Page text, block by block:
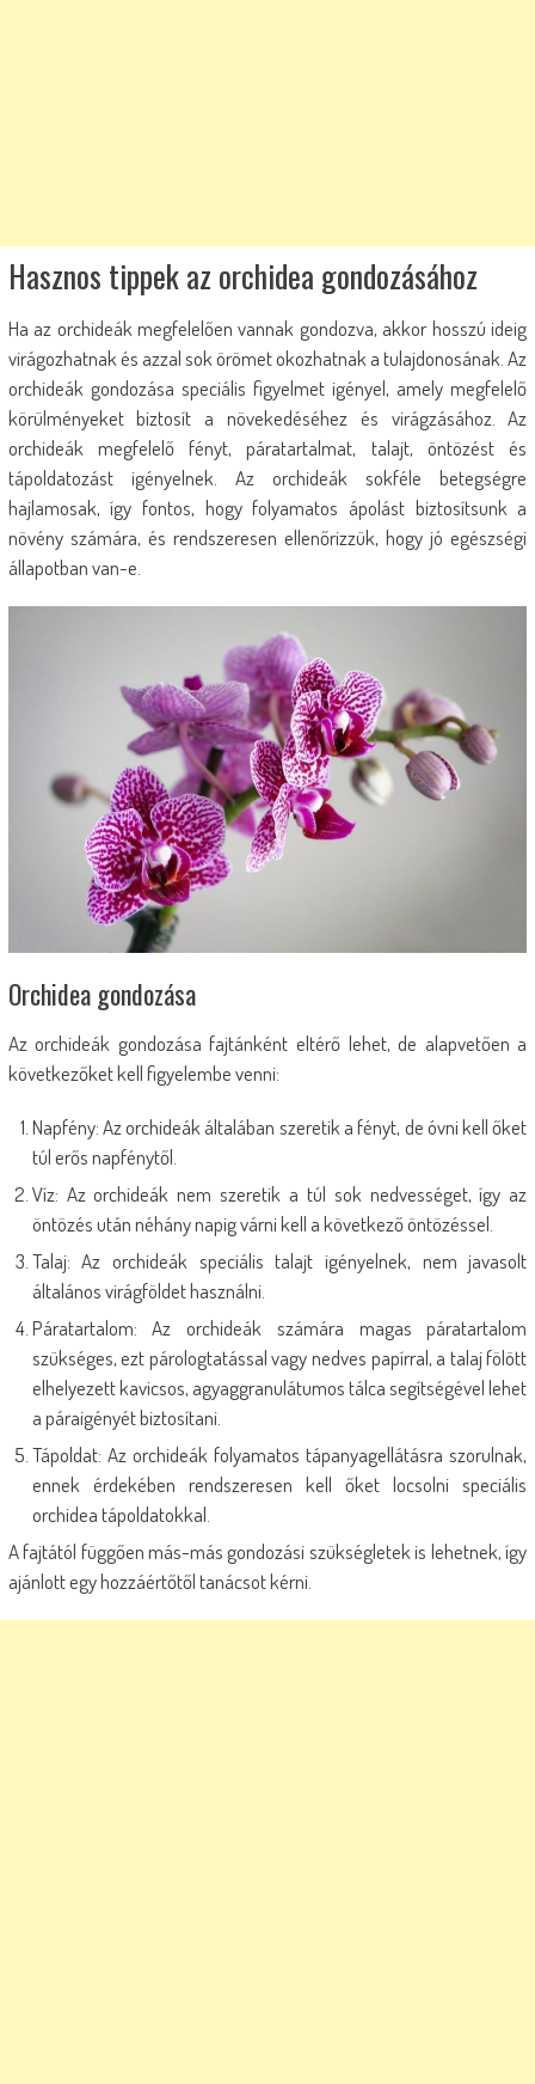
Hasznos tippek az orchidea gondozásához
Ha az orchideák megfelelően vannak gondozva, akkor hosszú ideig
virágozhatnak és azzal sok örömet okozhatnak a tulajdonosának. Az
orchideák gondozása speciális figyelmet igényel, amely megfelelő
körülményeket biztosít a növekedéséhez és virágzásához. Az
orchideák megfelelő fényt, páratartalmat, talajt, öntözést és
tápoldatozást igényelnek. Az orchideák sokféle betegségre
hajlamosak, így fontos, hogy folyamatos ápolást biztosítsunk a
növény számára, és rendszeresen ellenőrizzük, hogy jó egészségi
állapotban van-e.
Orchidea gondozása
Az orchideák gondozása fajtánként eltérő lehet, de alapvetően a
következőket kell figyelembe venni:
Napfény: Az orchideák általában szeretik a fényt, de óvni kell őket
túl erős napfénytől.
Víz: Az orchideák nem szeretik a túl sok nedvességet, így az
öntözés után néhány napig várni kell a következő öntözéssel.
Talaj: Az orchideák speciális talajt igényelnek, nem javasolt
általános virágföldet használni.
Páratartalom: Az orchideák számára magas páratartalom
szükséges, ezt párologtatással vagy nedves papírral, a talaj fölött
elhelyezett kavicsos, agyaggranulátumos tálca segítségével lehet
a páraigényét biztosítani.
Tápoldat: Az orchideák folyamatos tápanyagellátásra szorulnak,
ennek érdekében rendszeresen kell őket locsolni speciális
orchidea tápoldatokkal.
A fajtától függően más-más gondozási szükségletek is lehetnek, így
ajánlott egy hozzáértőtől tanácsot kérni.